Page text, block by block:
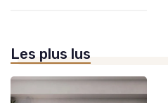
Les plus lus